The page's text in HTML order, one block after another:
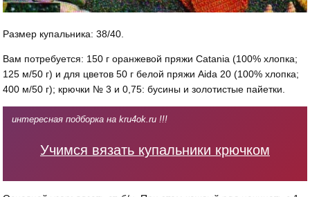
Размер купальника: 38/40.
Вам потребуется: 150 г оранжевой пряжи Catania (100% хлопка;
125 м/50 г) и для цветов 50 г белой пря­жи Aida 20 (100% хлопка;
400 м/50 г); крючки № 3 и 0,75: бусины и золотистые пайетки.
интересная подборка на kru4ok.ru !!!
Учимся вязать купальники крючком